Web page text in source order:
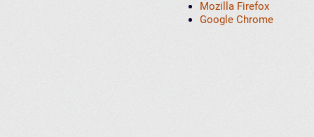
Mozilla Firefox
Google Chrome